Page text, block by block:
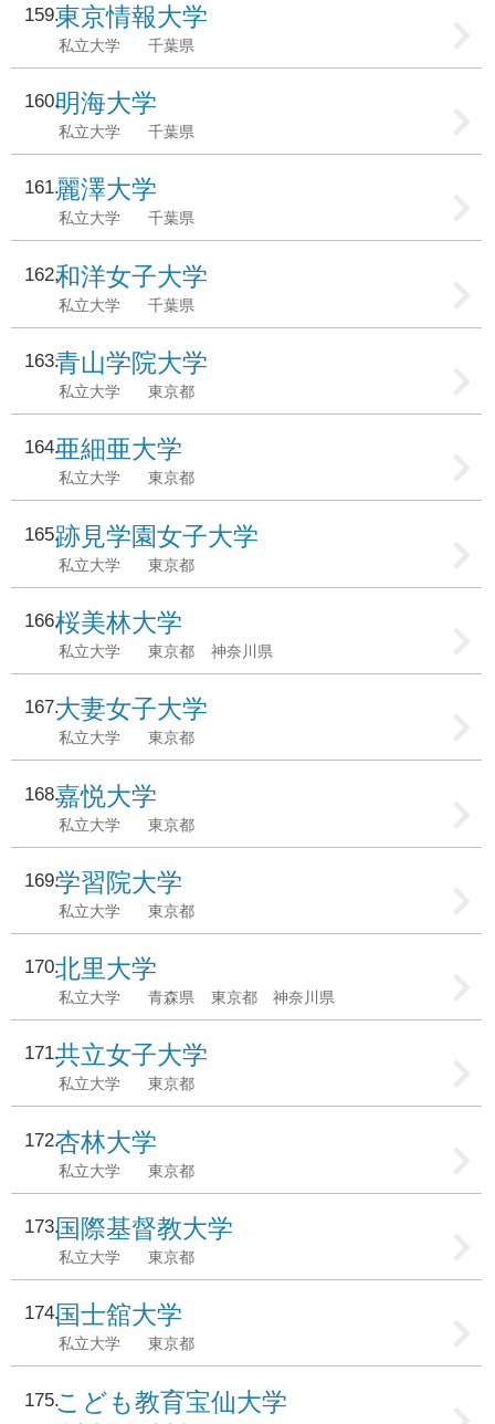
159東京情報大学
私立大学 千葉県
160明海大学
私立大学 千葉県
161麗澤大学
私立大学 千葉県
162和洋女子大学
私立大学 千葉県
163青山学院大学
私立大学 東京都
164亜細亜大学
私立大学 東京都
165跡見学園女子大学
私立大学 東京都
166桜美林大学
私立大学 東京都 神奈川県
167大妻女子大学
私立大学 東京都
168嘉悦大学
私立大学 東京都
169学習院大学
私立大学 東京都
170北里大学
私立大学 青森県 東京都 神奈川県
171共立女子大学
私立大学 東京都
172杏林大学
私立大学 東京都
173国際基督教大学
私立大学 東京都
174国士舘大学
私立大学 東京都
175こども教育宝仙大学